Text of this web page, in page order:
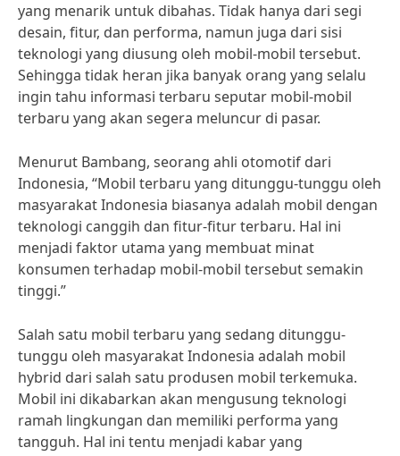
yang menarik untuk dibahas. Tidak hanya dari segi
desain, fitur, dan performa, namun juga dari sisi
teknologi yang diusung oleh mobil-mobil tersebut.
Sehingga tidak heran jika banyak orang yang selalu
ingin tahu informasi terbaru seputar mobil-mobil
terbaru yang akan segera meluncur di pasar.
Menurut Bambang, seorang ahli otomotif dari
Indonesia, “Mobil terbaru yang ditunggu-tunggu oleh
masyarakat Indonesia biasanya adalah mobil dengan
teknologi canggih dan fitur-fitur terbaru. Hal ini
menjadi faktor utama yang membuat minat
konsumen terhadap mobil-mobil tersebut semakin
tinggi.”
Salah satu mobil terbaru yang sedang ditunggu-
tunggu oleh masyarakat Indonesia adalah mobil
hybrid dari salah satu produsen mobil terkemuka.
Mobil ini dikabarkan akan mengusung teknologi
ramah lingkungan dan memiliki performa yang
tangguh. Hal ini tentu menjadi kabar yang